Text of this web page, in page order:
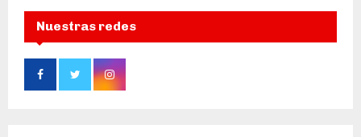
Nuestras redes